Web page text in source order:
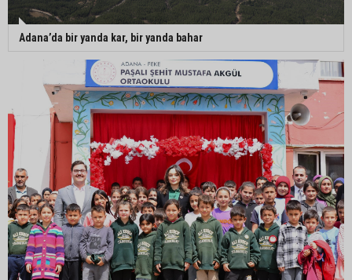
Adana’da bir yanda kar, bir yanda bahar